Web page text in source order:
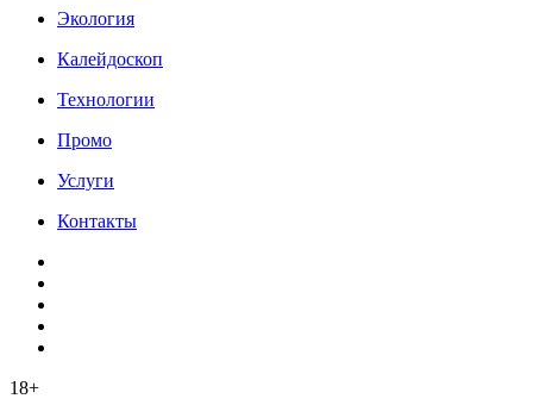
Экология
Калейдоскоп
Технологии
Промо
Услуги
Контакты
18+